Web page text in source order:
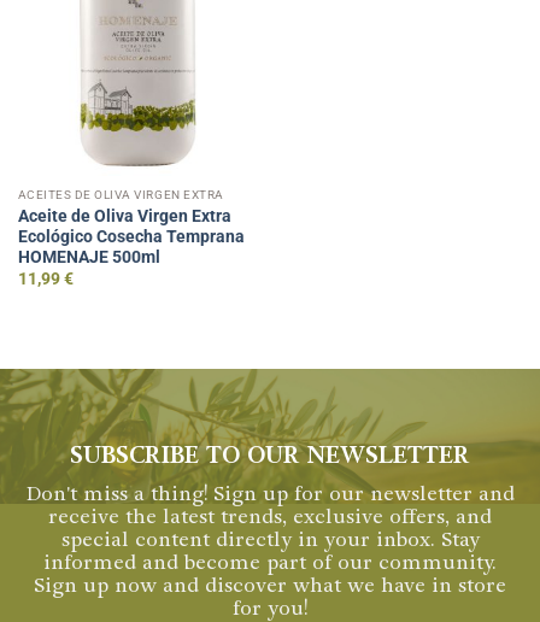
ACEITES DE OLIVA VIRGEN EXTRA
Aceite de Oliva Virgen Extra
Ecológico Cosecha Temprana
HOMENAJE 500ml
11,99€
SUBSCRIBE TO OUR NEWSLETTER
Don't miss a thing! Sign up for our newsletter and
receive the latest trends, exclusive offers, and
special content directly in your inbox. Stay
informed and become part of our community.
Sign up now and discover what we have in store
for you!